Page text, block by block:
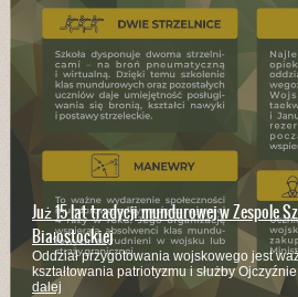
Już 15 lat tradycji mundurowej w Zespole
Białostockiej
Oddział przygotowania wojskowego jest
kształtowania patriotyzmu i służby
dalej